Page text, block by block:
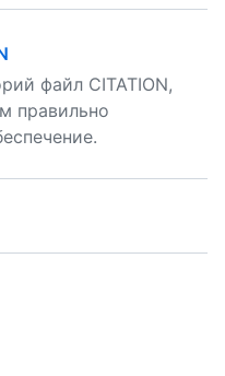
файл CITATION,
правильно